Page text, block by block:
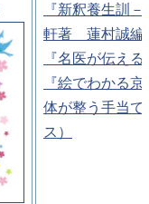
『新釈養生訓
軒著 蓮村誠編
『名医が伝え
『絵でわかる
体が整う手当
ス）